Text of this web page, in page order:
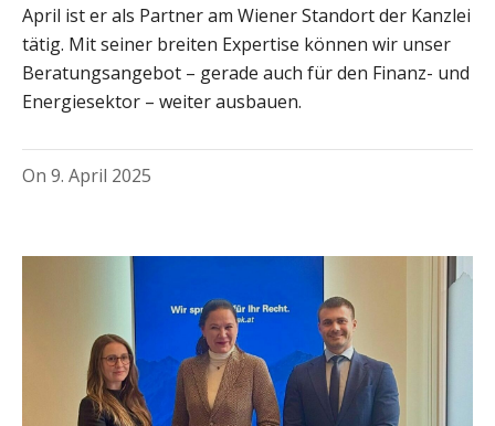
April ist er als Partner am Wiener Standort der Kanzlei
tätig. Mit seiner breiten Expertise können wir unser
Beratungsangebot – gerade auch für den Finanz- und
Energiesektor – weiter ausbauen.
On 9. April 2025